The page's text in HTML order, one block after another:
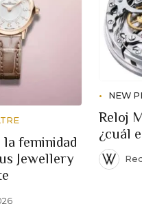
feminidad
Jewellery
NEW
Reloj
¿cuál